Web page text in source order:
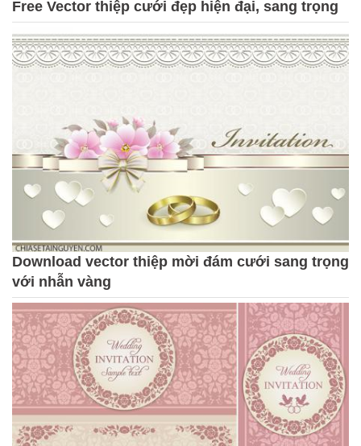
Free Vector thiệp cưới đẹp hiện đại, sang trọng
Download vector thiệp mời đám cưới sang trọng
với nhẫn vàng